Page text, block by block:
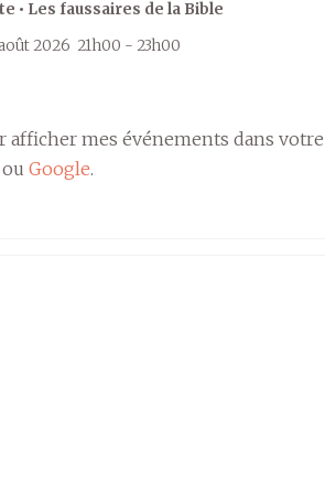
• Les faussaires de la Bible
2026 21h00 - 23h00
afficher mes événements dans
ou Google.